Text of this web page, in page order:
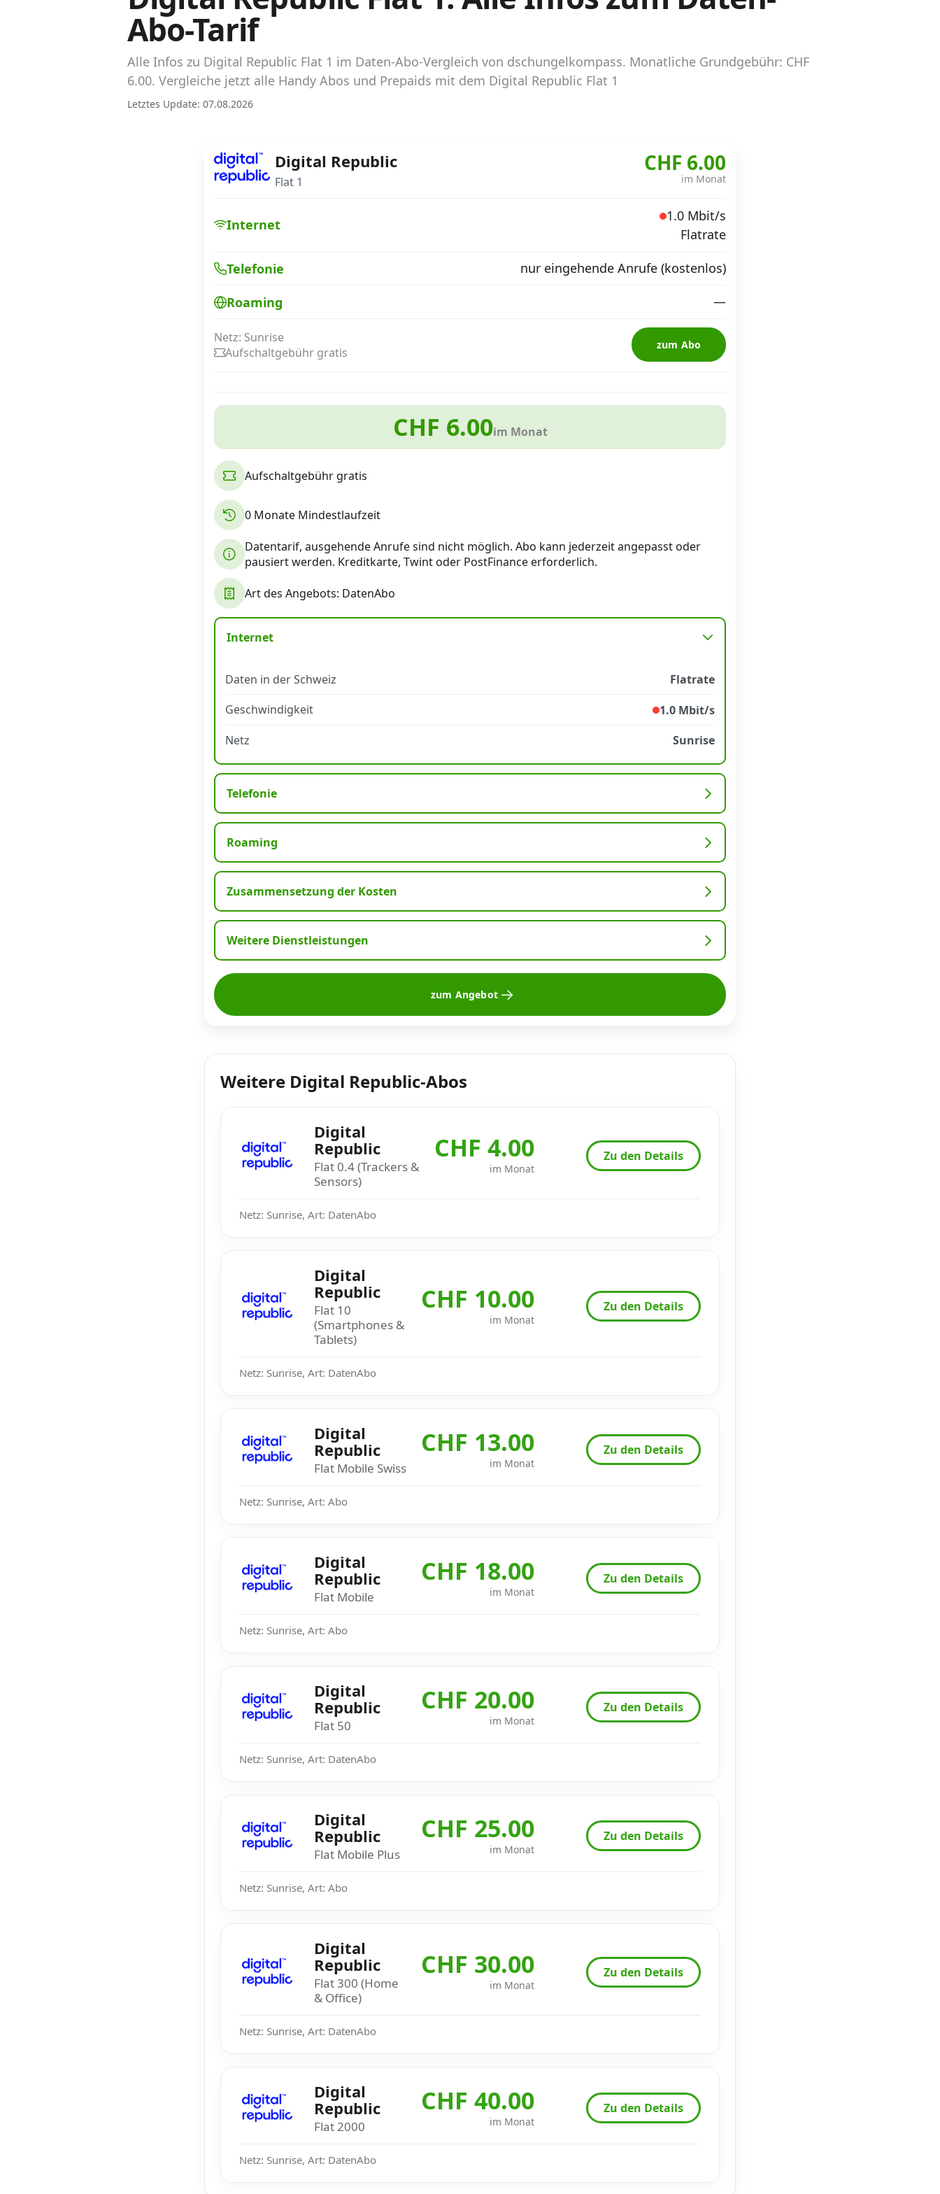
Abos für Tablets, Hotspots und Smart
Tarifrechner Handy-Abo
Der gute alte Tarifrechner im neuen Design
Handy-Abo kündigen oder wechseln
Abo-Tarif
Alle Infos zu Digital Republic Flat 1 im Daten-Abo-Vergleich von dschungelkompass. Monatliche Grundgebühr: CHF
6.00. Vergleiche jetzt alle Handy Abos und Prepaids mit dem Digital Republic Flat 1
Letztes Update: 07.08.2026
Digital Republic
Flat 1
CHF 6.00
im Monat
Internet
1.0 Mbit/s
Flatrate
Telefonie nur eingehende Anrufe (kostenlos)
Roaming —
Netz: Sunrise
Aufschaltgebühr gratis
zum Abo
CHF 6.00im Monat
Aufschaltgebühr gratis
0 Monate Mindestlaufzeit
Datentarif, ausgehende Anrufe sind nicht möglich. Abo kann jederzeit angepasst oder
pausiert werden. Kreditkarte, Twint oder PostFinance erforderlich.
Art des Angebots: DatenAbo
Internet
Daten in der Schweiz
Flatrate
Geschwindigkeit
1.0 Mbit/s
Netz
Sunrise
Telefonie
Roaming
Zusammensetzung der Kosten
Weitere Dienstleistungen
zum Angebot
Weitere Digital Republic-Abos
Digital
Republic
Flat 0.4 (Trackers &
Sensors)
CHF 4.00
im Monat
Zu den Details
Netz: Sunrise, Art: DatenAbo
Digital
Republic
Flat 10
(Smartphones &
Tablets)
CHF 10.00
im Monat
Zu den Details
Netz: Sunrise, Art: DatenAbo
Digital
Republic
Flat Mobile Swiss
CHF 13.00
im Monat
Zu den Details
Netz: Sunrise, Art: Abo
Digital
Republic
Flat Mobile
CHF 18.00
im Monat
Zu den Details
Netz: Sunrise, Art: Abo
Digital
Republic
Flat 50
CHF 20.00
im Monat
Zu den Details
Netz: Sunrise, Art: DatenAbo
Digital
Republic
Flat Mobile Plus
CHF 25.00
im Monat
Zu den Details
Netz: Sunrise, Art: Abo
Digital
Republic
Flat 300 (Home
& Office)
CHF 30.00
im Monat
Zu den Details
Netz: Sunrise, Art: DatenAbo
Digital
Republic
Flat 2000
CHF 40.00
im Monat
Zu den Details
Netz: Sunrise, Art: DatenAbo